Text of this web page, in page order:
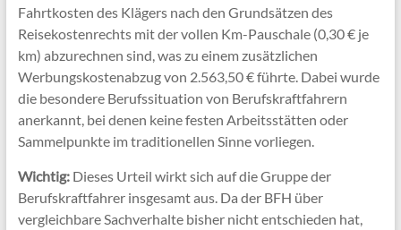
Fahrtkosten des Klägers nach den Grundsätzen des
Reisekostenrechts mit der vollen Km-Pauschale (0,30 € je
km) abzurechnen sind, was zu einem zusätzlichen
Werbungskostenabzug von 2.563,50 € führte. Dabei wurde
die besondere Berufssituation von Berufskraftfahrern
anerkannt, bei denen keine festen Arbeitsstätten oder
Sammelpunkte im traditionellen Sinne vorliegen.
Wichtig:Dieses Urteil wirkt sich auf die Gruppe der
Berufskraftfahrer insgesamt aus. Da der BFH über
vergleichbare Sachverhalte bisher nicht entschieden hat,